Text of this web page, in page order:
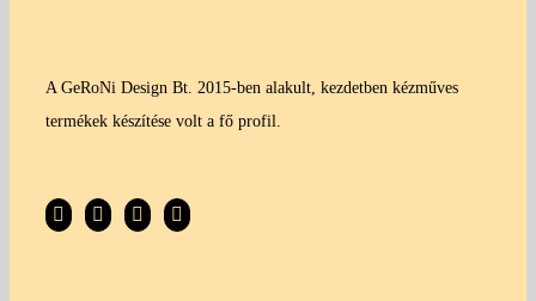
A GeRoNi Design Bt. 2015-ben alakult, kezdetben kézműves
termékek készítése volt a fő profil.